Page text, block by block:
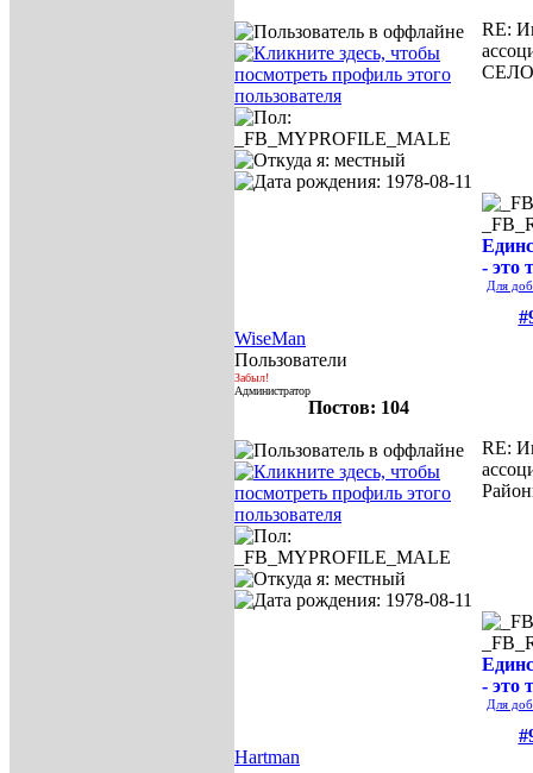
RE:
СЕЛО
- это
Для
WiseMan
Пользователи
Забыл!
Администратор
Постов: 104
RE:
- это
Для
Hartman